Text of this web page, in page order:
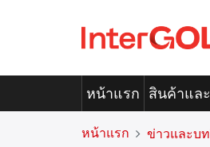
หน้าแรก สินค้าแล
หน้าแรก ข่าวและบ